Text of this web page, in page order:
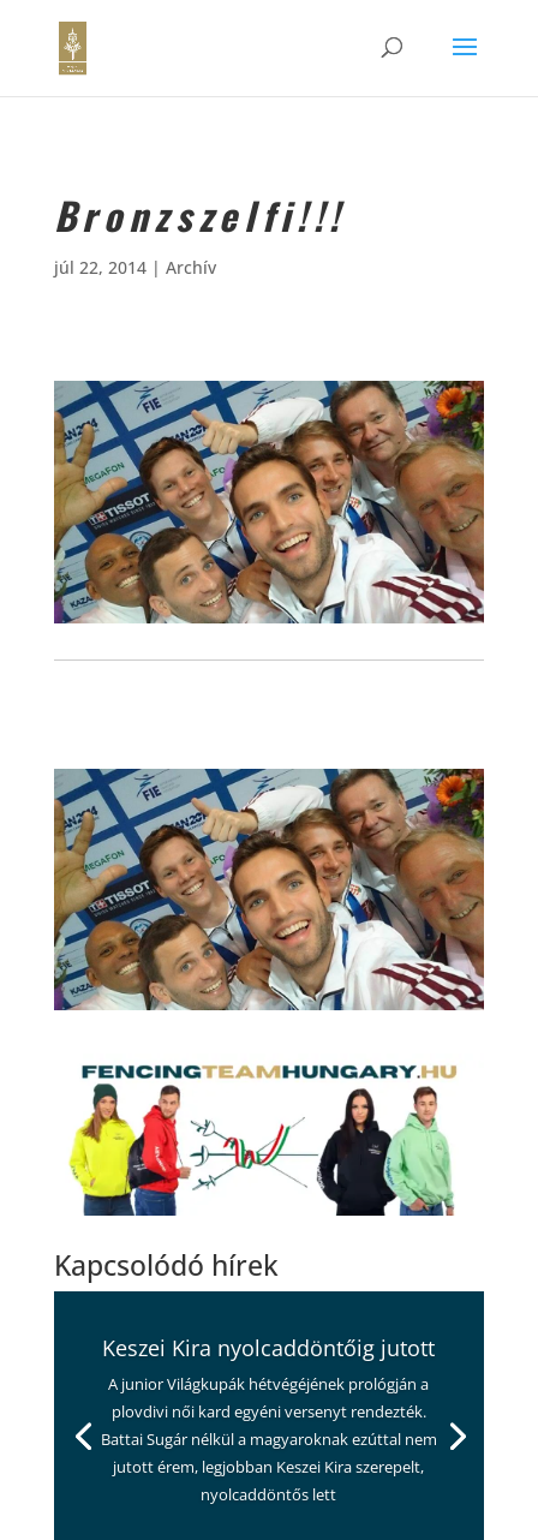
Bronzszelfi!!!
júl 22, 2014| Archív
Kapcsolódó hírek
Keszei Kira nyolcaddöntőig jutott
A junior Világkupák hétvégéjének prológján a
plovdivi női kard egyéni versenyt rendezték.
Battai Sugár nélkül a magyaroknak ezúttal nem
jutott érem, legjobban Keszei Kira szerepelt,
nyolcaddöntős lett